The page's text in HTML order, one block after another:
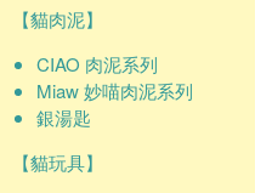
【貓肉泥】
CIAO 肉泥系列
Miaw 妙喵肉泥系列
銀湯匙
【貓玩具】